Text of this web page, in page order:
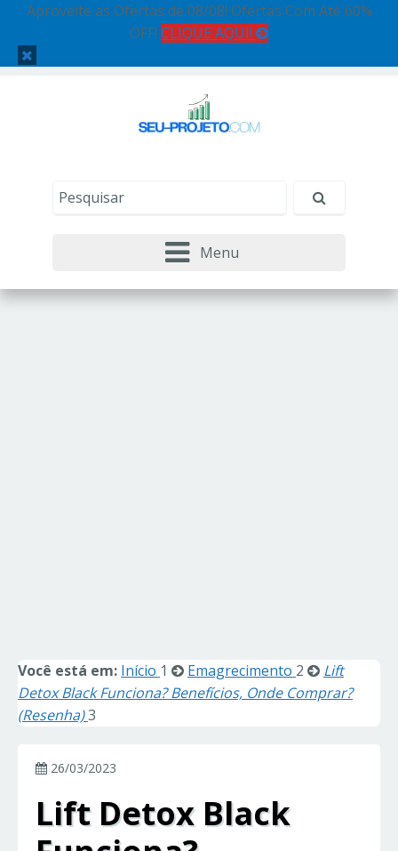
Aproveite as Ofertas de 08/08! Ofertas Com Até 60%
OFF! CLIQUE AQUI!
Menu
Você está em: Início 1 Emagrecimento 2
Lift
Detox Black Funciona? Benefícios, Onde Comprar?
(Resenha)3
26/03/2023
Lift Detox Black